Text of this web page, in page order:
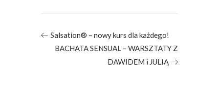
Salsation® – nowy kurs dla każdego!
BACHATA SENSUAL – WARSZTATY Z
DAWIDEM i JULIĄ